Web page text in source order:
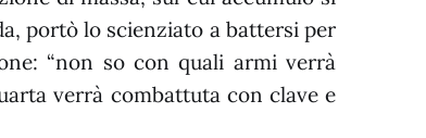
portò lo scienziato a battersi per
“non so con quali armi verrà
verrà combattuta con clave e